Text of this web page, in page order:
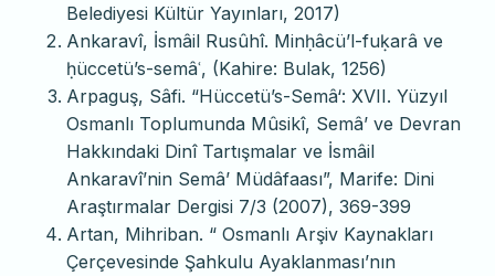
Belediyesi Kültür Yayınları, 2017)
Ankaravî, İsmâil Rusûhî. Minḥâcü’l-fuḳarâ ve
ḥüccetü’s-semâʿ, (Kahire: Bulak, 1256)
Arpaguş, Sâfi. “Hüccetü’s-Semâ‘: XVII. Yüzyıl
Osmanlı Toplumunda Mûsikî, Semâ’ ve Devran
Hakkındaki Dinî Tartışmalar ve İsmâil
Ankaravî’nin Semâ’ Müdâfaası”, Marife: Dini
Araştırmalar Dergisi 7/3 (2007), 369-399
Artan, Mihriban. “ Osmanlı Arşiv Kaynakları
Çerçevesinde Şahkulu Ayaklanması’nın